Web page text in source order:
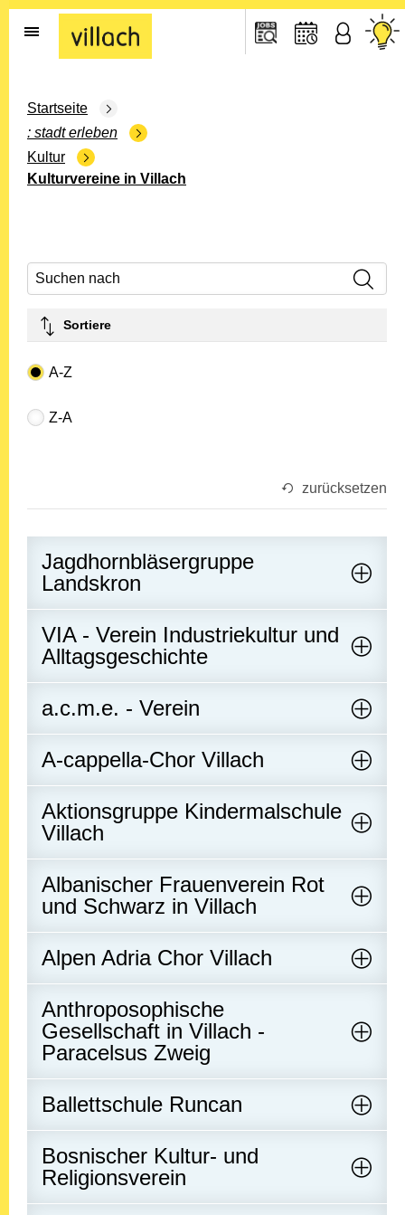
Gehe zur Startseite
Startseite
stadt erleben
Kultur
Kulturvereine in Villach
Suchen nach
Sortiere
Drop-down- Art
A-Z
Z-A
zurücksetzen
Jagdhornbläsergruppe
Landskron
VIA - Verein Industriekultur und
Alltagsgeschichte
a.c.m.e. - Verein
A-cappella-Chor Villach
Aktionsgruppe Kindermalschule
Villach
Albanischer Frauenverein Rot
und Schwarz in Villach
Alpen Adria Chor Villach
Anthroposophische
Gesellschaft in Villach -
Paracelsus Zweig
Ballettschule Runcan
Bosnischer Kultur- und
Religionsverein